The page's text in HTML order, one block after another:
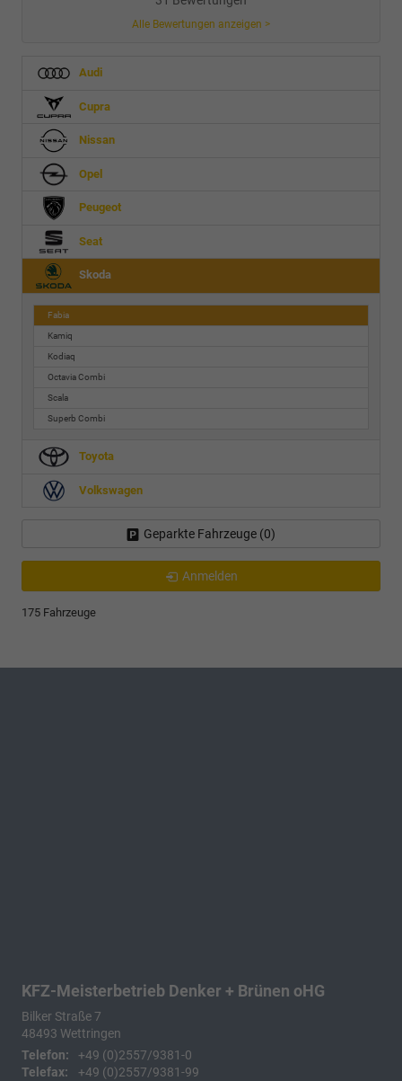
Alle Bewertungen anzeigen >
Audi
Cupra
Nissan
Opel
Peugeot
Seat
Skoda
Fabia
Kamiq
Kodiaq
Octavia Combi
Scala
Superb Combi
Toyota
Volkswagen
Geparkte Fahrzeuge (0)
Anmelden
175 Fahrzeuge
KFZ-Meisterbetrieb Denker + Brünen oHG
Bilker Straße 7
48493 Wettringen
Telefon:
+49 (0)2557/9381-0
Telefax:
+49 (0)2557/9381-99